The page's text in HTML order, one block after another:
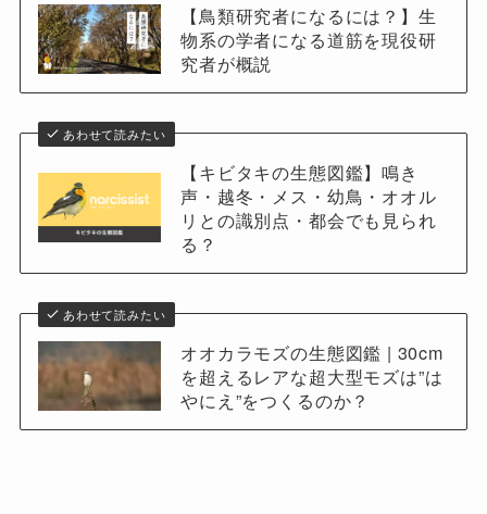
【鳥類研究者になるには？】生
物系の学者になる道筋を現役研
究者が概説
あわせて読みたい
【キビタキの生態図鑑】鳴き
声・越冬・メス・幼鳥・オオル
リとの識別点・都会でも見られ
る？
あわせて読みたい
オオカラモズの生態図鑑 | 30cm
を超えるレアな超大型モズは”は
やにえ”をつくるのか？